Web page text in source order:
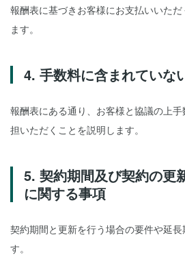
報酬表に基づきお客様にお支払いいた
ます。
4. 手数料に含まれていな
報酬表にある通り、お客様と協議の上
担いただくことを説明します。
5. 契約期間及び契約の更
に関する事項
契約期間と更新を行う場合の要件や延
す。